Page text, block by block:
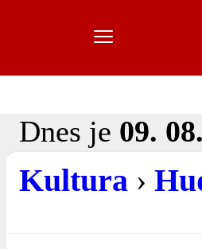
Dnes je 09.
Kultura ›